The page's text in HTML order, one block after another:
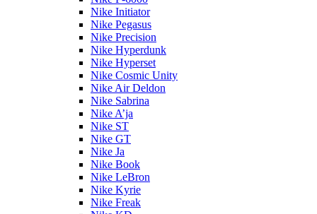
Nike Initiator
Nike Pegasus
Nike Precision
Nike Hyperdunk
Nike Hyperset
Nike Cosmic Unity
Nike Air Deldon
Nike Sabrina
Nike A’ja
Nike ST
Nike GT
Nike Ja
Nike Book
Nike LeBron
Nike Kyrie
Nike Freak